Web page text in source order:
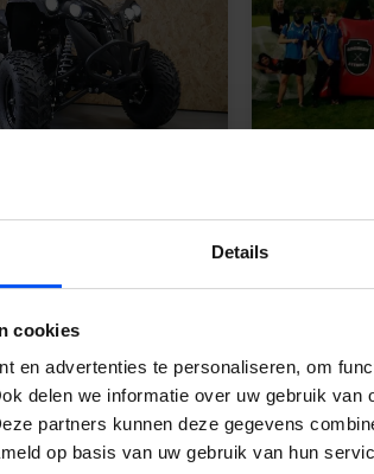
Details
cookies
en advertenties te personaliseren, om
delen we informatie over uw gebruik
partners kunnen deze gegevens
op basis van uw gebruik van hun